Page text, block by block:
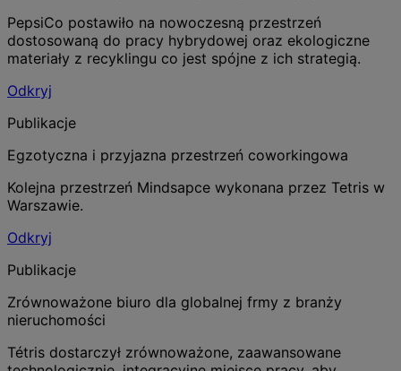
PepsiCo postawiło na nowoczesną przestrzeń
dostosowaną do pracy hybrydowej oraz ekologiczne
materiały z recyklingu co jest spójne z ich strategią.
Odkryj
Publikacje
Egzotyczna i przyjazna przestrzeń coworkingowa
Kolejna przestrzeń Mindsapce wykonana przez Tetris w
Warszawie.
Odkryj
Publikacje
Zrównoważone biuro dla globalnej frmy z branży
nieruchomości
Tétris dostarczył zrównoważone, zaawansowane